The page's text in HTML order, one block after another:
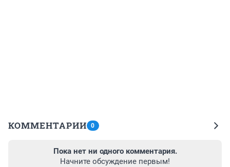
КОММЕНТАРИИ 0
Пока нет ни одного комментария.
Начните обсуждение первым!